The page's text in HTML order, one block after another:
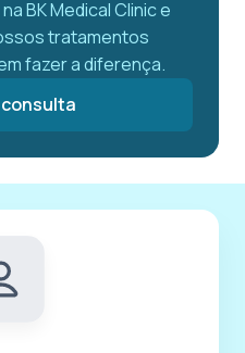
BK Medical Clinic e
tratamentos
fazer a diferença.